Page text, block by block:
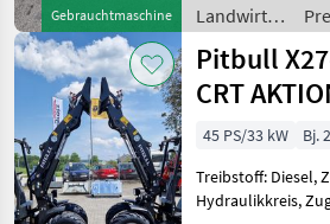
Gebrauchtmaschine
Amselgruber Lan
Landwirtsch.
Motorfahrzeuge
/ Pitbull
Pitbull
CRT
45 PS/33 kW Bj.
Treibstoff: Diesel,
Hydraulikkreis,